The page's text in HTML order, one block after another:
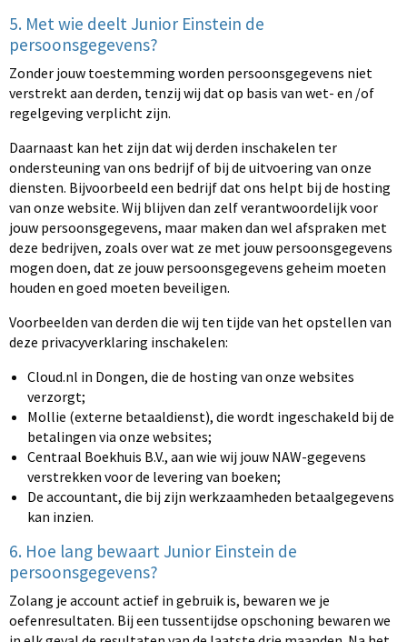
5. Met wie deelt Junior Einstein de
persoonsgegevens?
Zonder jouw toestemming worden persoonsgegevens niet
verstrekt aan derden, tenzij wij dat op basis van wet- en /of
regelgeving verplicht zijn.
Daarnaast kan het zijn dat wij derden inschakelen ter
ondersteuning van ons bedrijf of bij de uitvoering van onze
diensten. Bijvoorbeeld een bedrijf dat ons helpt bij de hosting
van onze website. Wij blijven dan zelf verantwoordelijk voor
jouw persoonsgegevens, maar maken dan wel afspraken met
deze bedrijven, zoals over wat ze met jouw persoonsgegevens
mogen doen, dat ze jouw persoonsgegevens geheim moeten
houden en goed moeten beveiligen.
Voorbeelden van derden die wij ten tijde van het opstellen van
deze privacyverklaring inschakelen:
Cloud.nl in Dongen, die de hosting van onze websites
verzorgt;
Mollie (externe betaaldienst), die wordt ingeschakeld bij de
betalingen via onze websites;
Centraal Boekhuis B.V., aan wie wij jouw NAW-gegevens
verstrekken voor de levering van boeken;
De accountant, die bij zijn werkzaamheden betaalgegevens
kan inzien.
6. Hoe lang bewaart Junior Einstein de
persoonsgegevens?
Zolang je account actief in gebruik is, bewaren we je
oefenresultaten. Bij een tussentijdse opschoning bewaren we